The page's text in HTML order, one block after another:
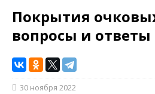
Покрытия
вопросы и ответы
30 ноября 2022